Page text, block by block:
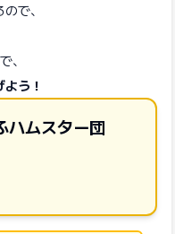
で、
、
う！
ハムスター団